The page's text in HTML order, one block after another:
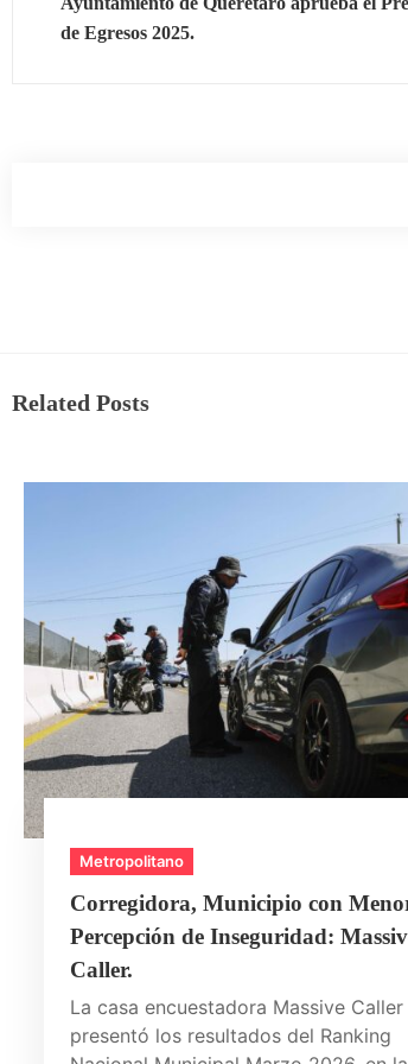
de Egresos 2025.
Related Posts
Metropolitano
Corregidora, Municipio con
Percepción de Inseguridad:
Caller.
La casa encuestadora Massive Caller
presentó los resultados del Ranking